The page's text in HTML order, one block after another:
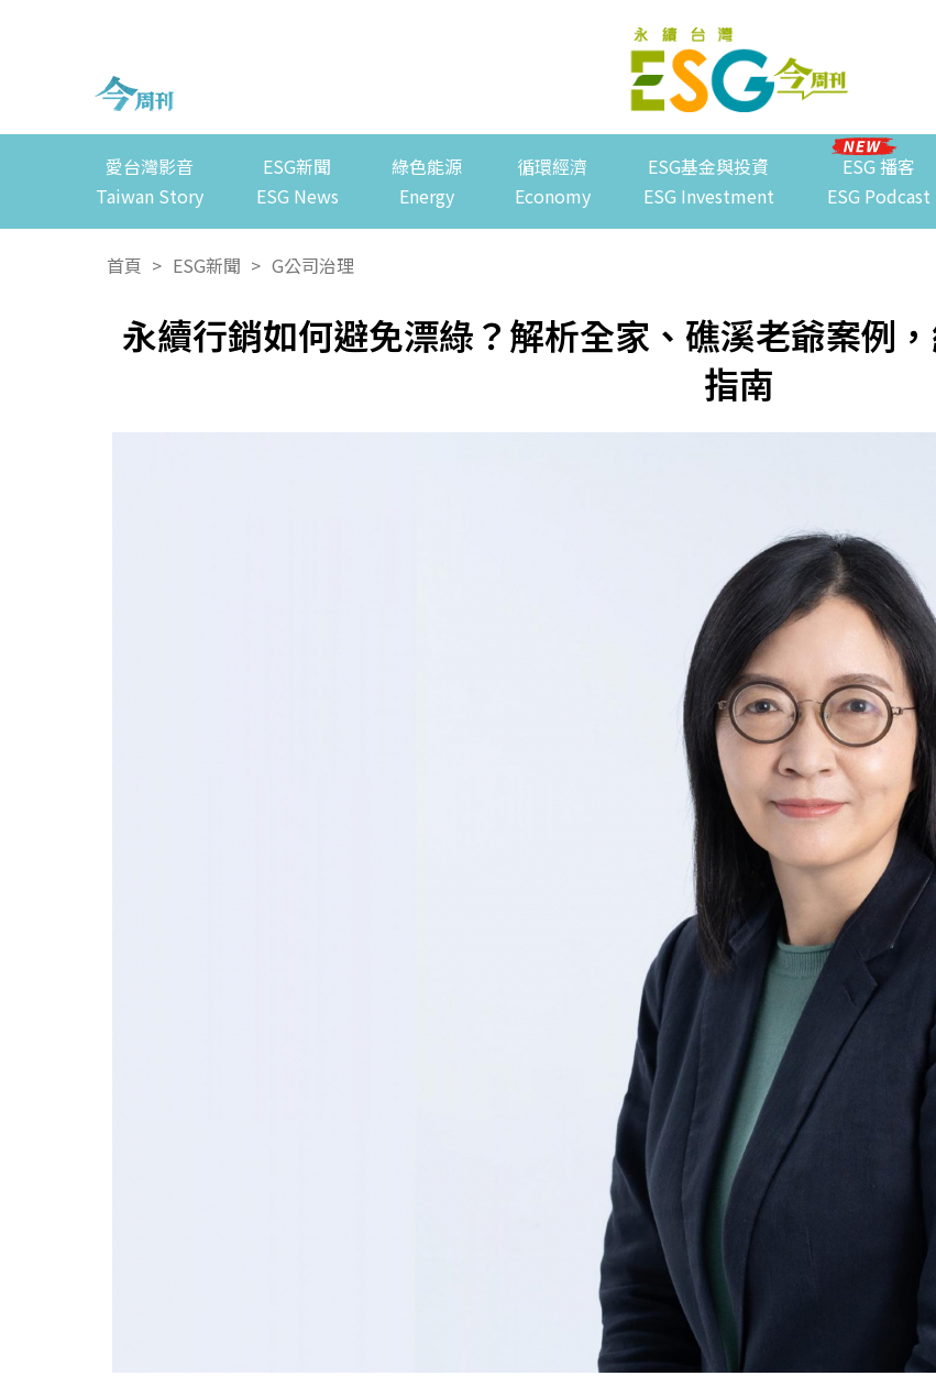
愛台灣影音
Taiwan Story
ESG新聞
ESG News
綠色能源
Energy
循環經濟
Economy
ESG基金與投資
ESG Investment
ESG 播客
ESG Podcast
首頁 > ESG新聞 > G公司治理
永續行銷如何避免漂綠？解析全家、礁溪老爺案例
指南